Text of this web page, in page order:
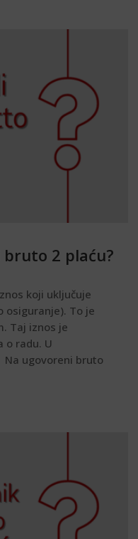
2 plaću?
koji uključuje
osiguranje). To je
Taj iznos je
o radu. U
Na ugovoreni bruto